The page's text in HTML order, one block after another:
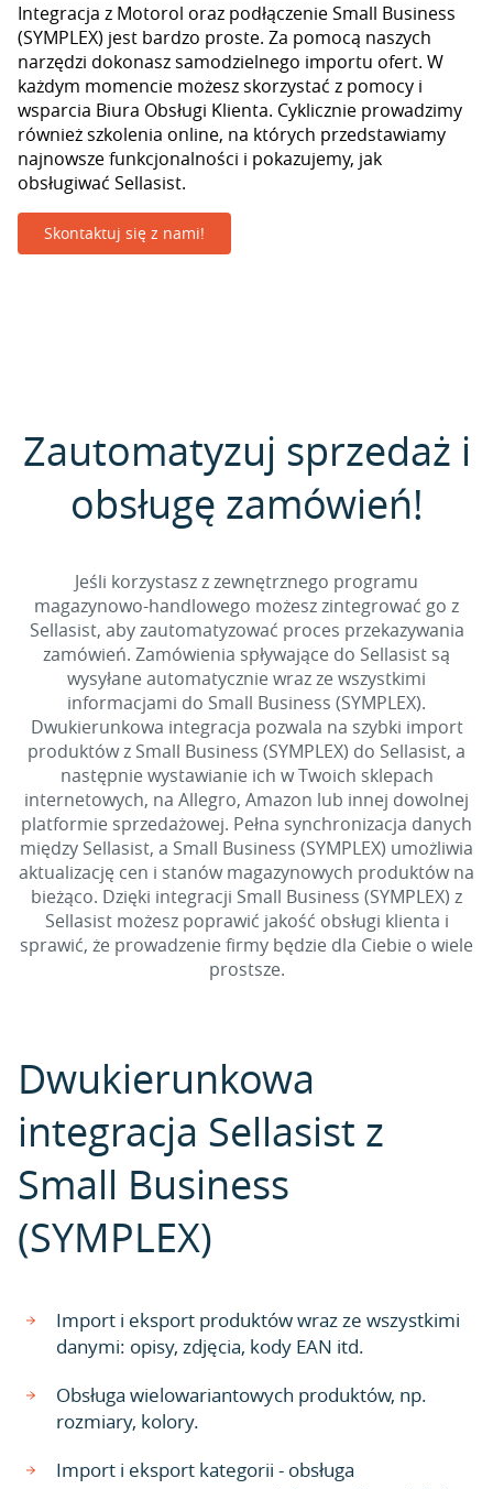
Integracja z Motorol oraz podłączenie Small Business
(SYMPLEX) jest bardzo proste. Za pomocą naszych
narzędzi dokonasz samodzielnego importu ofert. W
każdym momencie możesz skorzystać z pomocy i
wsparcia Biura Obsługi Klienta. Cyklicznie prowadzimy
również szkolenia online, na których przedstawiamy
najnowsze funkcjonalności i pokazujemy, jak
obsługiwać Sellasist.
Skontaktuj się z nami!
Zautomatyzuj sprzedaż i
obsługę zamówień!
Jeśli korzystasz z zewnętrznego programu
magazynowo-handlowego możesz zintegrować go z
Sellasist, aby zautomatyzować proces przekazywania
zamówień. Zamówienia spływające do Sellasist są
wysyłane automatycznie wraz ze wszystkimi
informacjami do Small Business (SYMPLEX).
Dwukierunkowa integracja pozwala na szybki import
produktów z Small Business (SYMPLEX) do Sellasist, a
następnie wystawianie ich w Twoich sklepach
internetowych, na Allegro, Amazon lub innej dowolnej
platformie sprzedażowej. Pełna synchronizacja danych
między Sellasist, a Small Business (SYMPLEX) umożliwia
aktualizację cen i stanów magazynowych produktów na
bieżąco. Dzięki integracji Small Business (SYMPLEX) z
Sellasist możesz poprawić jakość obsługi klienta i
sprawić, że prowadzenie firmy będzie dla Ciebie o wiele
prostsze.
Dwukierunkowa
integracja Sellasist z
Small Business
(SYMPLEX)
Import i eksport produktów wraz ze wszystkimi
danymi: opisy, zdjęcia, kody EAN itd.
Obsługa wielowariantowych produktów, np.
rozmiary, kolory.
Import i eksport kategorii - obsługa